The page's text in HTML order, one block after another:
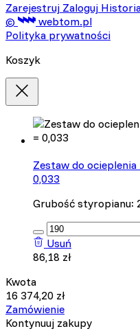
Zarejestruj Zaloguj
©
webtom.pl
Polityka prywatności
Koszyk
Zestaw do
0,033
Grubość styropianu:
:product_name
Usuń
86,18 zł
Kwota
16 374,20 zł
Zamówienie
Kontynuuj zakupy